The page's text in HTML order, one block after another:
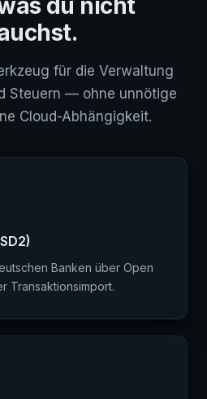
du nicht
für die Verwaltung
Steuern — ohne unnötige
Cloud-Abhängigkeit.
Banken über Open
Transaktionsimport.